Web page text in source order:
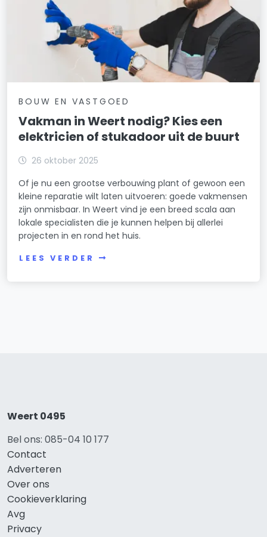
BOUW EN VASTGOED
Vakman in Weert nodig? Kies een
elektricien of stukadoor uit de buurt
26 oktober 2025
Of je nu een grootse verbouwing plant of gewoon een
kleine reparatie wilt laten uitvoeren: goede vakmensen
zijn onmisbaar. In Weert vind je een breed scala aan
lokale specialisten die je kunnen helpen bij allerlei
projecten in en rond het huis.
LEES VERDER
Weert 0495
Bel ons: 085-04 10 177
Contact
Adverteren
Over ons
Cookieverklaring
Avg
Privacy